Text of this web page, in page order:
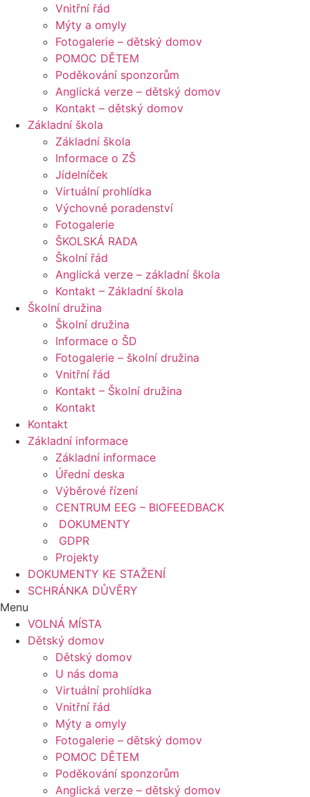
Vnitřní řád
Mýty a omyly
Fotogalerie – dětský domov
POMOC DĚTEM
Poděkování sponzorům
Anglická verze – dětský domov
Kontakt – dětský domov
Základní škola
Základní škola
Informace o ZŠ
Jídelníček
Virtuální prohlídka
Výchovné poradenství
Fotogalerie
ŠKOLSKÁ RADA
Školní řád
Anglická verze – základní škola
Kontakt – Základní škola
Školní družina
Školní družina
Informace o ŠD
Fotogalerie – školní družina
Vnitřní řád
Kontakt – Školní družina
Kontakt
Kontakt
Základní informace
Základní informace
Úřední deska
Výběrové řízení
CENTRUM EEG – BIOFEEDBACK
DOKUMENTY
GDPR
Projekty
DOKUMENTY KE STAŽENÍ
SCHRÁNKA DŮVĚRY
Menu
VOLNÁ MÍSTA
Dětský domov
Dětský domov
U nás doma
Virtuální prohlídka
Vnitřní řád
Mýty a omyly
Fotogalerie – dětský domov
POMOC DĚTEM
Poděkování sponzorům
Anglická verze – dětský domov